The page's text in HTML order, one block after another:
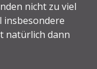
nicht zu viel
insbesondere
natürlich dann